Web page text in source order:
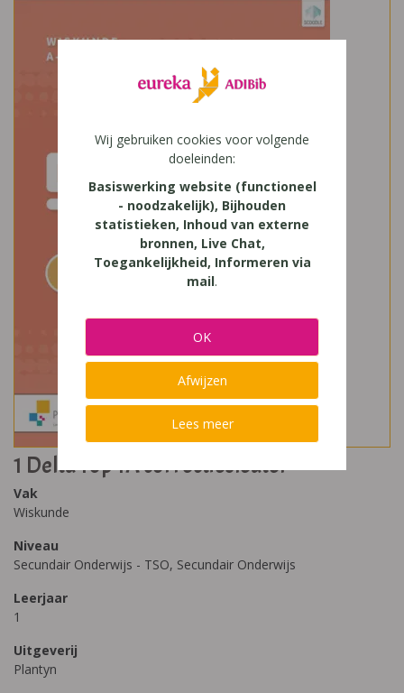
1 Delta Top 1A correctiesleutel
Vak
Wiskunde
Niveau
Secundair Onderwijs - TSO, Secundair Onderwijs
Leerjaar
1
Uitgeverij
Plantyn
Wij gebruiken cookies voor volgende
doeleinden:
Basiswerking website (functioneel
- noodzakelijk), Bijhouden
statistieken, Inhoud van externe
bronnen, Live Chat,
Toegankelijkheid, Informeren via
mail.
OK
Afwijzen
Lees meer